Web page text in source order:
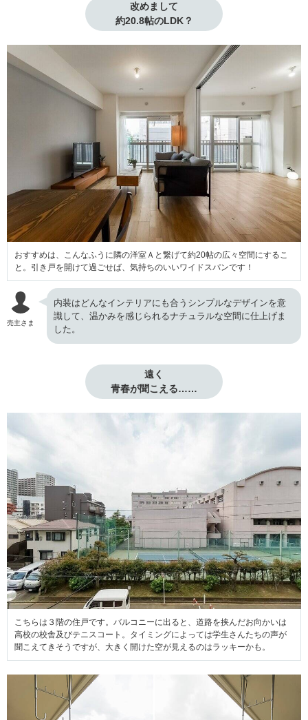
改めまして
約20.8帖のLDK？
おすすめは、こんなふうに隣の洋室Ａと繋げて約20帖の広々空間にするこ
と。引き戸を開けて過ごせば、気持ちのいいワイドスパンです！
売主さま
内装はどんなインテリアにも合うシンプルなデザインを意
識して、温かみを感じられるナチュラルな空間に仕上げま
した。
遠く
青春が聞こえる……
こちらは３階の住戸です。バルコニーに出ると、道路を挟んだお向かいは
高校の校舎及びテニスコート。タイミングによっては学生さんたちの声が
聞こえてきそうですが、大きく開けた空が見えるのはラッキーかも。